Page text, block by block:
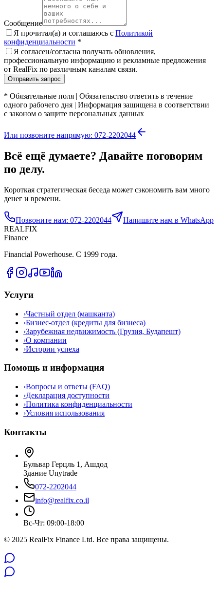
Сообщение
Я прочитал(а) и соглашаюсь с Политикой
конфиденциальности *
Я согласен/согласна получать обновления,
профессиональную информацию и рекламные предложения
от RealFix по различным каналам связи.
Отправить запрос
* Обязательные поля | Обязательство ответить в течение
одного рабочего дня | Информация защищена в соответствии
с законом о защите персональных данных
Или позвоните напрямую: 072-2202044
Всё ещё думаете? Давайте поговорим
по делу.
Короткая стратегическая беседа может сэкономить вам много
денег и времени.
Позвоните нам: 072-2202044
Напишите нам в WhatsApp
REALFIX
Finance
Financial Powerhouse. С 1999 года.
Услуги
›Частный отдел (машканта)
›Бизнес-отдел (кредиты для бизнеса)
›Зарубежная недвижимость (Грузия, Будапешт)
›О компании
›Истории успеха
Помощь и информация
›Вопросы и ответы (FAQ)
›Декларация доступности
›Политика конфиденциальности
›Условия использования
Контакты
Бульвар Герцль 1, Ашдод
Здание Unytrade
072-2202044
info@realfix.co.il
Вс-Чт: 09:00-18:00
© 2025 RealFix Finance Ltd. Все права защищены.